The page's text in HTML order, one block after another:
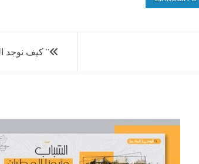
” كيف نوجد